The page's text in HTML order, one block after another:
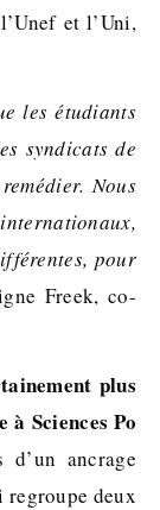
et l’Uni,
les étudiants
syndicats de
Nous
pour
Freek, co-
plus
Sciences Po
ancrage
regroupe deux